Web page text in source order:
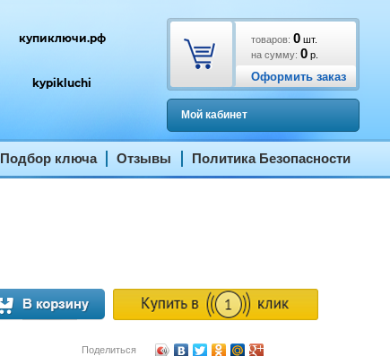
Подбор ключа Отзывы Политика Безопасности
Мой кабинет
купиключи.рф
kypikluchi
товаров:0 шт.
на сумму:0 р.
Оформить заказ
Поделиться